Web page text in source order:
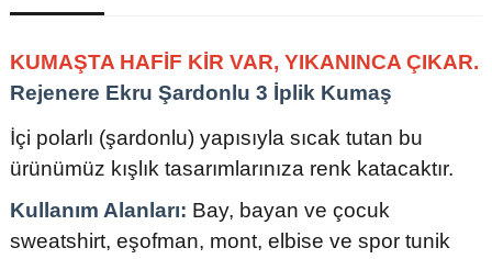
KUMAŞTA HAFİF KİR VAR, YIKANINCA ÇIKAR.
Rejenere Ekru Şardonlu 3 İplik Kumaş
İçi polarlı (şardonlu) yapısıyla sıcak tutan bu
ürünümüz kışlık tasarımlarınıza renk katacaktır.
Kullanım Alanları: Bay, bayan ve çocuk
sweatshirt, eşofman, mont, elbise ve spor tunik